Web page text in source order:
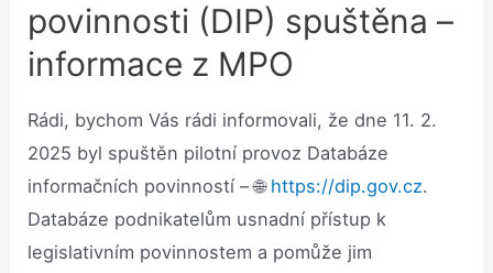
povinnosti (DIP) spuštěna –
informace z MPO
Rádi, bychom Vás rádi informovali, že dne 11. 2.
2025 byl spuštěn pilotní provoz Databáze
informačních povinností – 🌐 https://dip.gov.cz.
Databáze podnikatelům usnadní přístup k
legislativním povinnostem a pomůže jim